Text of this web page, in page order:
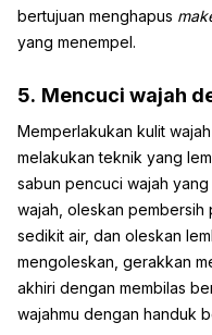
bertujuan menghapus
yang menempel.
5. Mencuci wajah
Memperlakukan kulit
melakukan teknik yang
sabun pencuci wajah
wajah, oleskan pembersih
sedikit air, dan oleskan
mengoleskan, gerakkan
akhiri dengan membilas
wajahmu dengan handuk